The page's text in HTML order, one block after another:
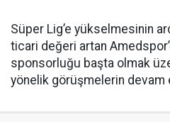
Süper Lig’e yükselmesinin
ticari değeri artan
sponsorluğu başta olmak
yönelik görüşmelerin devam